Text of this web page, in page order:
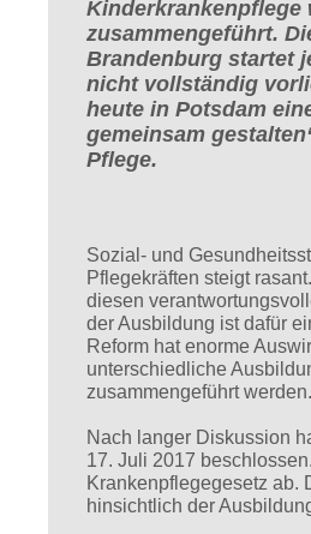
Kinderkrankenpflege
zusammengeführt.
Brandenburg startet
nicht vollständig
heute in Potsdam
gemeinsam
Pflege.
Sozial- und
Pflegekräften steigt
diesen
der Ausbildung ist dafür
Reform hat enorme
unterschiedliche
zusammengeführt
Nach langer Diskussion
17. Juli 2017
Krankenpflegegesetz ab.
hinsichtlich der